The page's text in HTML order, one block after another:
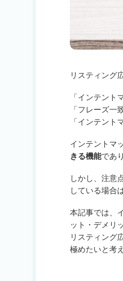
リスティング
「インテント
「フレーズ一
「インテント
インテントマ
きる機能であ
しかし、注意
している場合
本記事では、
ット・デメリ
リスティング
極めたいと考